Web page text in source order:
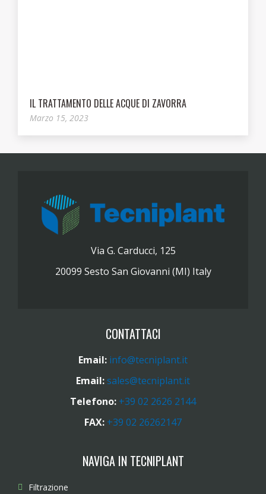
IL TRATTAMENTO DELLE ACQUE DI ZAVORRA
Marzo 15, 2023
Via G. Carducci, 125
20099 Sesto San Giovanni (MI) Italy
CONTATTACI
Email: info@tecniplant.it
Email:sales@tecniplant.it
Telefono: +39 02 2626 2144
FAX: +39 02 26262147
NAVIGA IN TECNIPLANT
Filtrazione